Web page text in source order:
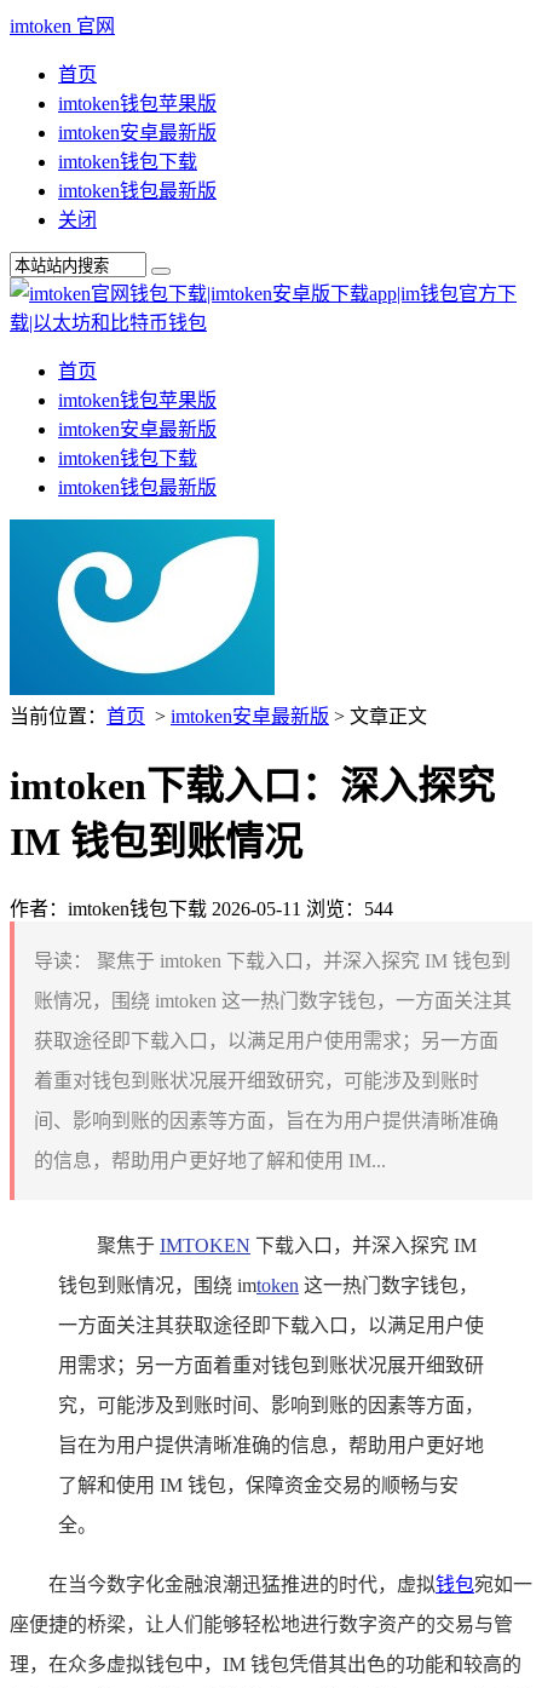
imtoken 官网
首页
imtoken钱包苹果版
imtoken安卓最新版
imtoken钱包下载
imtoken钱包最新版
关闭
首页
imtoken钱包苹果版
imtoken安卓最新版
imtoken钱包下载
imtoken钱包最新版
当前位置： 首页 > imtoken安卓最新版 > 文章正文
imtoken下载入口：深入探究
IM 钱包到账情况
作者：imtoken钱包下载 2026-05-11 浏览：544
导读：
聚焦于 imtoken 下载入口，并深入探究 IM 钱包到
账情况，围绕 imtoken 这一热门数字钱包，一方面关注其
获取途径即下载入口，以满足用户使用需求；另一方面
着重对钱包到账状况展开细致研究，可能涉及到账时
间、影响到账的因素等方面，旨在为用户提供清晰准确
的信息，帮助用户更好地了解和使用 IM...
聚焦于 IMTOKEN 下载入口，并深入探究 IM
钱包到账情况，围绕 imtoken 这一热门数字钱包，
一方面关注其获取途径即下载入口，以满足用户使
用需求；另一方面着重对钱包到账状况展开细致研
究，可能涉及到账时间、影响到账的因素等方面，
旨在为用户提供清晰准确的信息，帮助用户更好地
了解和使用 IM 钱包，保障资金交易的顺畅与安
全。
在当今数字化金融浪潮迅猛推进的时代，虚拟钱包宛如一
座便捷的桥梁，让人们能够轻松地进行数字资产的交易与管
理，在众多虚拟钱包中，IM 钱包凭借其出色的功能和较高的